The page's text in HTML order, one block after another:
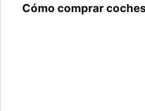
Cómo comprar